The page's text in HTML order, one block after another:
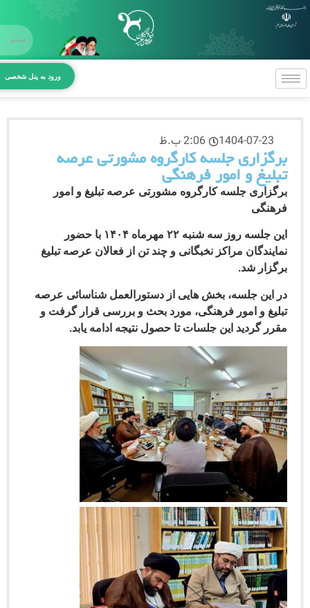
ورود به پنل شخصی
بخش‌های
1404-07-23 2:06 ب.ظ
جلسه کارگروه مشورتی عرصه
و امور فرهنگی
جلسه کارگروه مشورتی عرصه تبلیغ و امور
این جلسه روز سه شنبه ۲۲ مهرماه ۱۴۰۴ با حضور
مراکز نخبگانی و چند تن از فعالان عرصه تبلیغ
شد.
جلسه، بخش هایی از دستورالعمل شناسائی عرصه
و امور فرهنگی، مورد بحث و بررسی قرار گرفت و
گردید این جلسات تا حصول نتیجه ادامه یابد.